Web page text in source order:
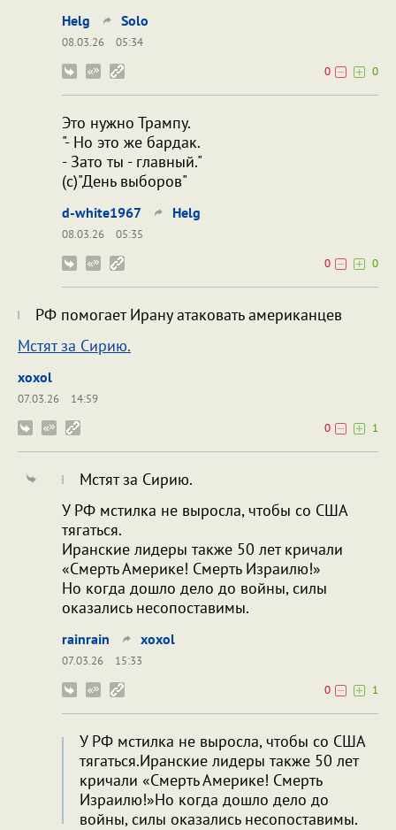
Helg Solo
08.03.26
05:34
0
0
Это нужно Трампу.
"- Но это же бардак.
- Зато ты - главный."
(с)"День выборов"
d-white1967 Helg
08.03.26
05:35
0
0
РФ помогает Ирану атаковать американцев
Мстят за Сирию.
xoxol
07.03.26
14:59
0
1
Мстят за Сирию.
У РФ мстилка не выросла, чтобы со США
тягаться.
Иранские лидеры также 50 лет кричали
«Смерть Америке! Смерть Израилю!»
Но когда дошло дело до войны, силы
оказались несопоставимы.
rainrain xoxol
07.03.26
15:33
0
1
У РФ мстилка не выросла, чтобы со США
тягаться.Иранские лидеры также 50 лет
кричали «Смерть Америке! Смерть
Израилю!»Но когда дошло дело до
войны, силы оказались несопоставимы.